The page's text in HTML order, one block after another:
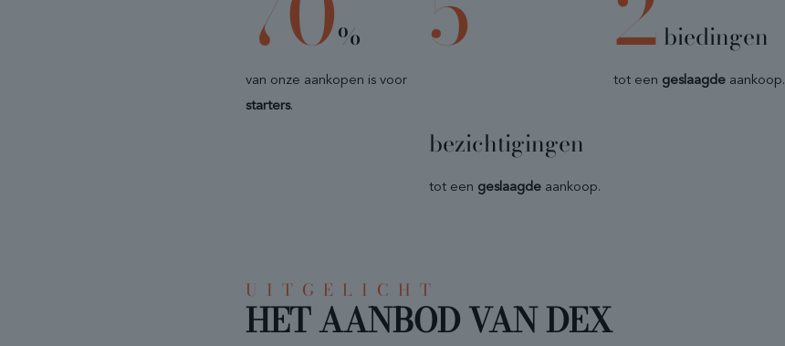
%
van onze aankopen is voor
starters.
bezichtigingen
tot een geslaagde aankoop.
biedingen
tot een geslaagdeaankoop.
UITGELICHT
HET AANBOD VAN DEX